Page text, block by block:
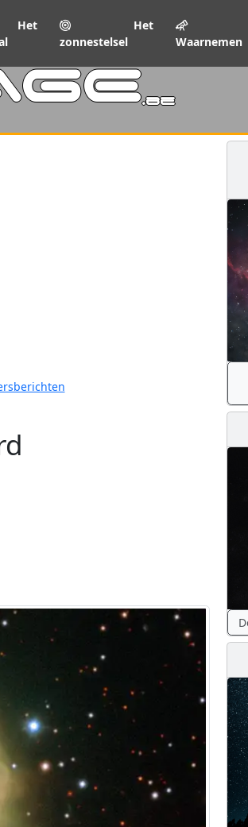
Het
zonnestelsel
Waarnemen
.be